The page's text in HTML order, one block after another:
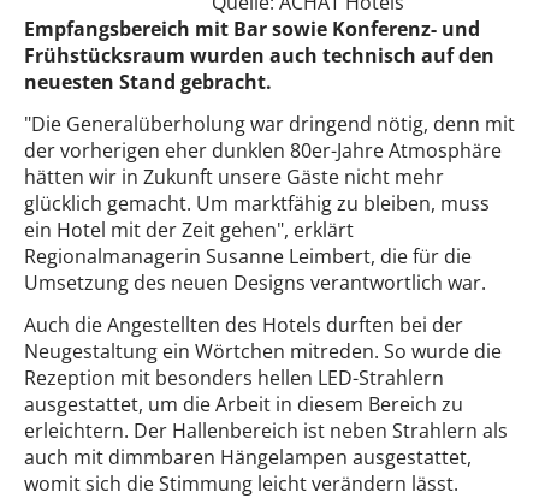
Empfangsbereich mit Bar sowie Konferenz- und
Frühstücksraum wurden auch technisch auf den
neuesten Stand gebracht.
"Die Generalüberholung war dringend nötig, denn mit
der vorherigen eher dunklen 80er-Jahre Atmosphäre
hätten wir in Zukunft unsere Gäste nicht mehr
glücklich gemacht. Um marktfähig zu bleiben, muss
ein Hotel mit der Zeit gehen", erklärt
Regionalmanagerin Susanne Leimbert, die für die
Umsetzung des neuen Designs verantwortlich war.
Auch die Angestellten des Hotels durften bei der
Neugestaltung ein Wörtchen mitreden. So wurde die
Rezeption mit besonders hellen LED-Strahlern
ausgestattet, um die Arbeit in diesem Bereich zu
erleichtern. Der Hallenbereich ist neben Strahlern als
auch mit dimmbaren Hängelampen ausgestattet,
womit sich die Stimmung leicht verändern lässt.